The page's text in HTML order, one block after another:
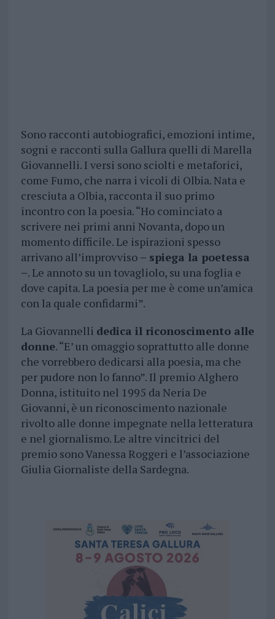
Sono racconti autobiografici, emozioni intime,
sogni e racconti sulla Gallura quelli di Marella
Giovannelli. I versi sono sciolti e metaforici,
come Fumo, che narra i vicoli di Olbia. Nata e
cresciuta a Olbia, racconta il suo primo
incontro con la poesia. “Ho cominciato a
scrivere nei primi anni Novanta, dopo un
momento difficile. Le ispirazioni spesso
arrivano all’improvviso – spiega la poetessa
–. Le annoto su un tovagliolo, su una foglia e
dove capita. La poesia per me è come un’amica
con la quale confidarmi”.
La Giovannelli dedica il riconoscimento alle
donne. “E’ un omaggio soprattutto alle donne
che vorrebbero dedicarsi alla poesia, ma che
per pudore non lo fanno”. Il premio Alghero
Donna, istituito nel 1995 da Neria De
Giovanni, è un riconoscimento nazionale
rivolto alle donne impegnate nella letteratura
e nel giornalismo. Le altre vincitrici del
premio sono Vanessa Roggeri e l’associazione
Giulia Giornaliste della Sardegna.